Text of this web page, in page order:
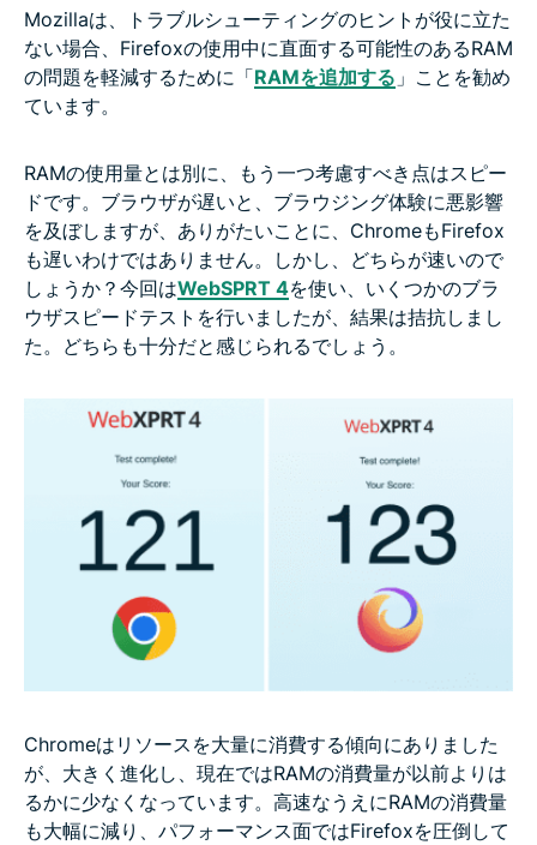
Mozillaは、トラブルシューティングのヒントが役に立た
ない場合、Firefoxの使用中に直面する可能性のあるRAM
の問題を軽減するために「RAMを追加する 」ことを勧め
ています。
RAMの使用量とは別に、もう一つ考慮すべき点はスピー
ドです。ブラウザが遅いと、ブラウジング体験に悪影響
を及ぼしますが、ありがたいことに、ChromeもFirefox
も遅いわけではありません。しかし、どちらが速いので
しょうか？今回はWebSPRT 4を使い、いくつかのブラ
ウザスピードテストを行いましたが、結果は拮抗しまし
た。どちらも十分だと感じられるでしょう。
Chromeはリソースを大量に消費する傾向にありました
が、大きく進化し、現在ではRAMの消費量が以前よりは
るかに少なくなっています。高速なうえにRAMの消費量
も大幅に減り、パフォーマンス面ではFirefoxを圧倒して